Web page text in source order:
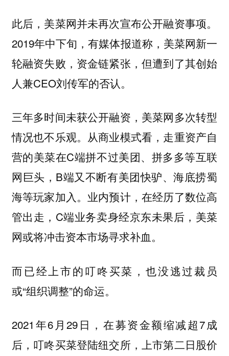
此后，美菜网并未再次宣布公开融资事项。
2019年中下旬，有媒体报道称，美菜网新一
轮融资失败，资金链紧张，但遭到了其创始
人兼CEO刘传军的否认。
三年多时间未获公开融资，美菜网多次转型
情况也不乐观。从商业模式看，走重资产自
营的美菜在C端拼不过美团、拼多多等互联
网巨头，B端又不断有美团快驴、海底捞蜀
海等玩家加入。业内预计，在经历了数位高
管出走，C端业务卖身经京东未果后，美菜
网或将冲击资本市场寻求补血。
而已经上市的叮咚买菜，也没逃过裁员
或“组织调整”的命运。
2021年6月29日，在募资金额缩减超7成
后，叮咚买菜登陆纽交所，上市第二日股价